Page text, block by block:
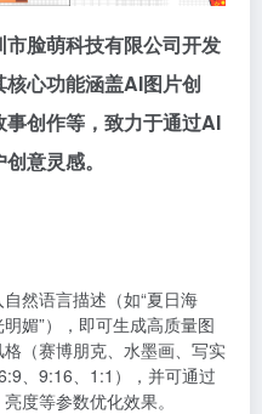
脸萌科技有限公司开发
心功能涵盖AI图片创
创作等，致力于通过AI
意灵感。
自然语言描述（如“夏日海
媚”），即可生成高质量图
（赛博朋克、水墨画、写实
、9:16、1:1），并可通过
度等参数优化效果。